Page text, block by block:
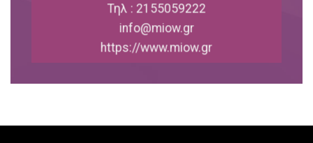
Τηλ : 2155059222
info@miow.gr
https://www.miow.gr